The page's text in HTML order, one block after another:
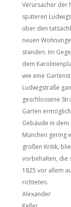
Verursacher der
späteren
über den
neuen
standen. Im
dem
wie eine
Ludwigstraße
geschlossene
Gärten
Gebäude in
München gering
großen Kritik,
vorbehalten, die
1825 vor allem
richteten.
Alexander